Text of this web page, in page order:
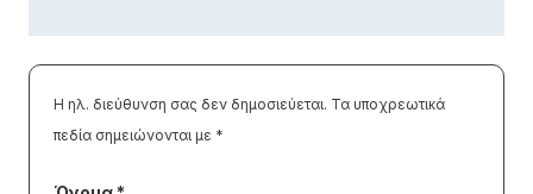
Η ηλ. διεύθυνση σας δεν δημοσιεύεται. Τα υποχρεωτικά
πεδία σημειώνονται με *